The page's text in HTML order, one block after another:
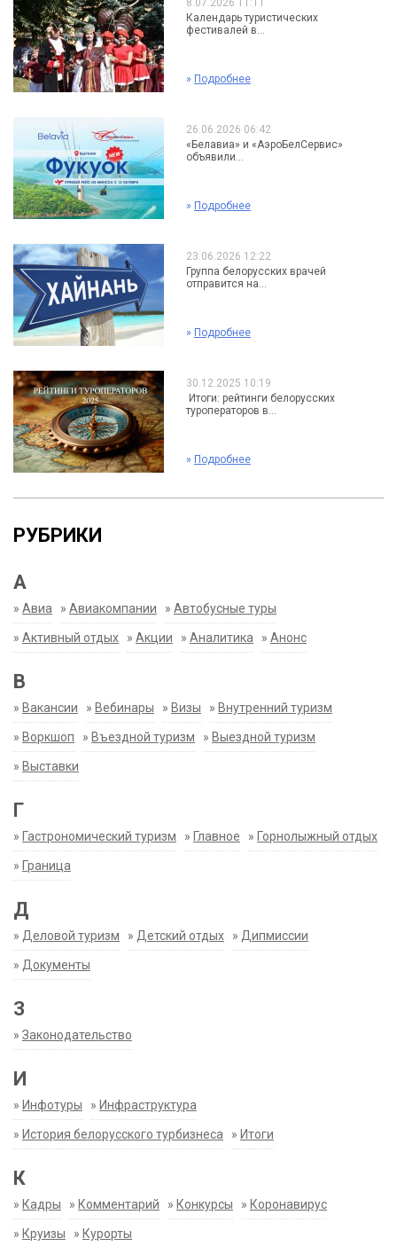
8.07.2026 11:11
Календарь туристических
фестивалей в...
» Подробнее
26.06.2026 06:42
«Белавиа» и «АэроБелСервис»
объявили...
» Подробнее
23.06.2026 12:22
Группа белорусских врачей
отправится на...
» Подробнее
30.12.2025 10:19
Итоги: рейтинги белорусских
туроператоров в...
» Подробнее
РУБРИКИ
А
» Авиа » Авиакомпании » Автобусные туры
» Активный отдых » Акции » Аналитика » Анонс
В
» Вакансии » Вебинары » Визы » Внутренний туризм
» Воркшоп » Въездной туризм » Выездной туризм
» Выставки
Г
» Гастрономический туризм » Главное » Горнолыжный отдых
» Граница
Д
» Деловой туризм » Детский отдых » Дипмиссии
» Документы
З
» Законодательство
И
» Инфотуры » Инфраструктура
» История белорусского турбизнеса » Итоги
К
» Кадры » Комментарий » Конкурсы » Коронавирус
» Круизы » Курорты